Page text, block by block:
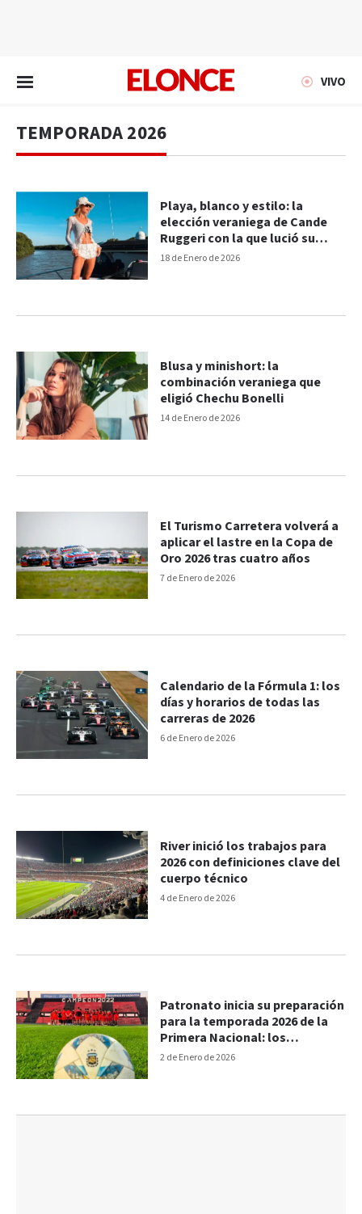
VIVO
TEMPORADA 2026
18 de Enero de 2026
Playa, blanco y estilo: la
elección veraniega de Cande
Ruggeri con la que lució su
figura
14 de Enero de 2026
Blusa y minishort: la
combinación veraniega que
eligió Chechu Bonelli
7 de Enero de 2026
El Turismo Carretera volverá a
aplicar el lastre en la Copa de
Oro 2026 tras cuatro años
6 de Enero de 2026
Calendario de la Fórmula 1: los
días y horarios de todas las
carreras de 2026
4 de Enero de 2026
River inició los trabajos para
2026 con definiciones clave del
cuerpo técnico
2 de Enero de 2026
Patronato inicia su preparación
para la temporada 2026 de la
Primera Nacional: los
convocados